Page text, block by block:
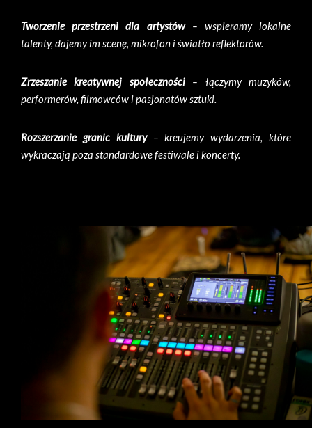
Tworzenie przestrzeni dla artystów– wspieramy lokalne
talenty, dajemy im scenę, mikrofon i światło reflektorów.
Zrzeszanie kreatywnej społeczności– łączymy muzyków,
performerów, filmowców i pasjonatów sztuki.
Rozszerzanie granic kultury– kreujemy wydarzenia, które
wykraczają poza standardowe festiwale i koncerty.